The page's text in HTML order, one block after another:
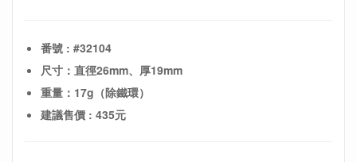
番號 : #32104
尺寸：直徑26mm、厚19mm
重量：17g（除鐵環）
建議售價 : 435元